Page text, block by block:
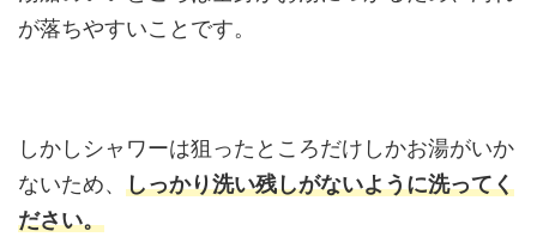
が落ちやすいことです。
しかしシャワーは狙ったところだけしかお湯がいか
ないため、 しっかり洗い残しがないように洗ってく
ださい。